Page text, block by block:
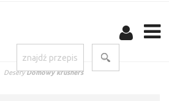
Desery Domowy krushers